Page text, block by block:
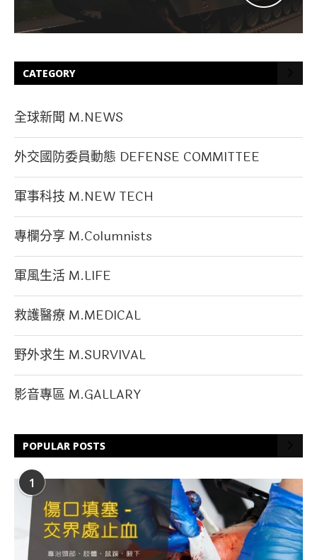
CATEGORY
全球新聞 M.NEWS
外交國防委員動態 DEFENSE COMMITTEE
軍事科技 M.NEW TECH
專欄分享 M.Columnists
軍風生活 M.LIFE
救護醫療 M.MEDICAL
野外求生 M.SURVIVAL
影音專區 M.GALLARY
POPULAR POSTS
1